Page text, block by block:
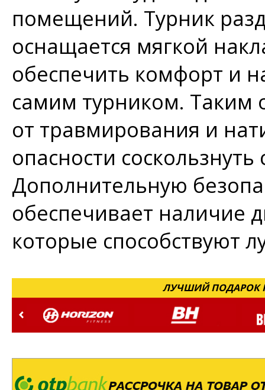
помещений. Турник
оснащается мягкой
обеспечить комфорт и
самим турником.
от травмирования и
опасности соскользнуть
Дополнительную
обеспечивает наличие
которые способствуют
ЛУЧШИЙ ПОДАРОК